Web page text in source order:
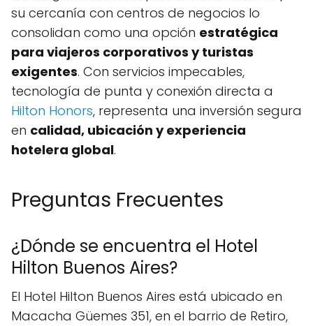
su cercanía con centros de negocios lo
consolidan como una opción estratégica
para viajeros corporativos y turistas
exigentes. Con servicios impecables,
tecnología de punta y conexión directa a
Hilton Honors, representa una inversión segura
en calidad, ubicación y experiencia
hotelera global.
Preguntas Frecuentes
¿Dónde se encuentra el Hotel
Hilton Buenos Aires?
El Hotel Hilton Buenos Aires está ubicado en
Macacha Güemes 351, en el barrio de Retiro,